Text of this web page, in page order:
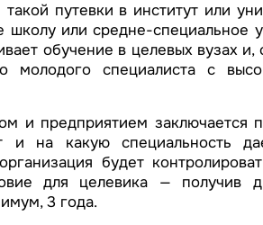
путевки в институт или
или средне-специальное
обучение в целевых вузах и,
молодого специалиста с
и предприятием заключается
и на какую специальность
будет
для целевика — получив
3 года.